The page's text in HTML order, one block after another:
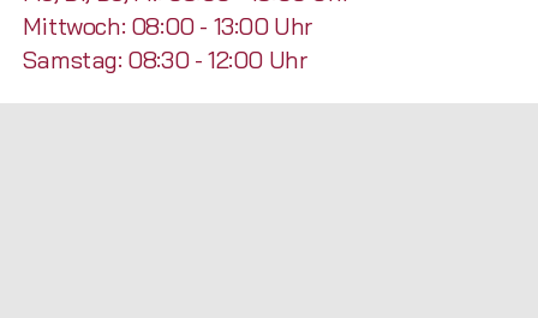
Mittwoch: 08:00 - 13:00 Uhr
Samstag: 08:30 - 12:00 Uhr